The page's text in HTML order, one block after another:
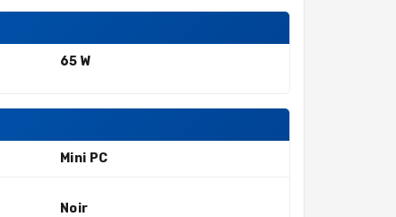
65 W
Mini PC
Noir